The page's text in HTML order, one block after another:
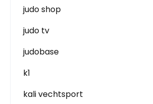
judo shop
judo tv
judobase
k1
kali vechtsport